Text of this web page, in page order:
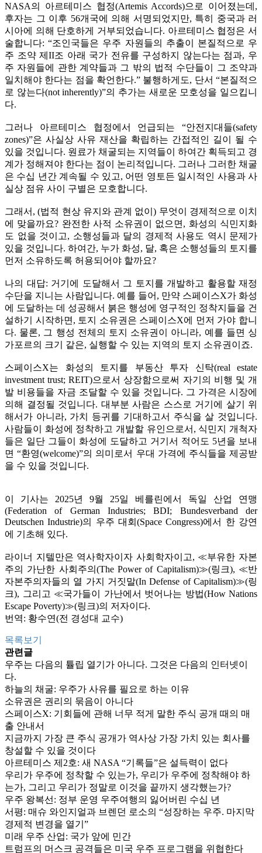
NASA의 아르테미스 협정(Artemis Accords)으로 이어졌는데,
후자는 그 이후 56개국에 의해 서명되었지만, 특히 중국과 러
시아에 의해 단호하게 거부되었습니다. 아르테미스 협정은 서
술합니다: “조인국들은 우주 자원들의 추출이 본질적으로 우
주 조약 제II조 아래 국가 전유를 구성하지 않는다는 점과, 우
주 자원들에 관한 계약들과 그 밖의 법적 수단들이 그 조약과
일치해야 한다는 점을 확언한다.” 불행하게도, 단서 “본질적으
로 않는다(not inherently)”의 추가는 새로운 모호성을 일으킵니
다.
그러나 아르테미스 협정에서 언급되는 “안전지대들(safety
zones)”은 사실상 사유 재산을 확립하는 간접적인 길이 될 수
있을 것입니다. 원료가 채굴되는 지역들이 하여간 획득되고 경
계가 정해져야 한다는 점이 논리적입니다. 그러나 그러한 채굴
은 수십 년간 계속될 수 있고, 어떤 영토든 일시적인 사용과 사
실상 점유 사이 구별은 모호합니다.
그래서, (법적 현상 유지와 관계 없이) 무엇이 경제적으로 이치
에 맞을까요? 완전한 사적 소유권이 없으면, 화성의 식민지화
도 없을 것이고, 소행성들과 달의 경제적 사용도 역시 문제가
있을 것입니다. 하여간, 누가 화성, 달, 혹은 소행성들의 토지를
먼저 소유하도록 허용되어야 할까요?
나의 대답: 거기에 도달해서 그 토지를 개발하고 활용할 재정
수단을 지니는 사람입니다. 예를 들어, 만약 스페이스X가 화성
에 도달하는 데 성공해서 붉은 행성에 영구적인 정착지들을 건
설하기 시작하면, 토지 소유권은 스페이스X에 먼저 가야 합니
다. 물론, 그 행성 전체의 토지 소유권이 아니라, 예를 들면 싱
가포르의 크기 같은, 실행할 수 있는 지역의 토지 소유권이죠.
스페이스X는 화성의 토지를 부동산 투자 신탁(real estate
investment trust; REIT)으로서 상장함으로써 자기의 비행 및 개
발 비용들을 자금 조달할 수 있을 것입니다. 그 가격은 시장에
의해 결정될 것입니다. 대부분 사람은 스스로 거기에 살기 위
해서가 아니라, 가치 등귀를 기대하고서 주식을 살 것입니다.
사람들이 화성에 정착하고 개발할 유인으로서, 식민지 개척자
들은 일단 그들이 화성에 도달하고 거기서 적어도 5년을 보내
면 “환영(welcome)”의 의미로서 우대 가격에 주식들을 제공받
을 수 있을 것입니다.
이 기사는 2025년 9월 25일 베를린에서 독일 산업 연맹
(Federation of German Industries; BDI; Bundesverband der
Deutschen Industrie)의 우주 대회(Space Congress)에서 한 강연
에 기초해 있다.
라이너 지텔만은 역사학자이자 사회학자이고, ≪부유한 자본
주의 가난한 사회주의(The Power of Capitalism)≫(링크), ≪반
자본주의자들의 열 가지 거짓말(In Defense of Capitalism)≫(링
크), 그리고 ≪국가들이 가난에서 벗어나는 방법(How Nations
Escape Poverty)≫(링크)의 저자이다.
번역: 황수연(전 경성대 교수)
목록보기
관련글
우주는 다음의 튤립 열기가 아니다. 그것은 다음의 인터넷이
다.
하늘의 채굴: 우주가 사유를 필요로 하는 이유
소유권은 권리의 묶음이 아니다
스페이스X: 기회들에 관해 너무 적게 말한 주식 공개 때의 매
출 안내서
지금까지 가장 큰 주식 공개가 역사상 가장 가치 있는 회사를
창설할 수 있을 것이다
아르테미스 제2호: 새 NASA “기록들”은 설득력이 없다
우리가 우주에 정착할 수 있는가, 우리가 우주에 정착해야 하
는가, 그리고 우리가 정말로 이것을 끝까지 생각했는가?
우주 왕복선: 정부 운영 우주여행의 잃어버린 수십 년
서평: 매슈 와인지얼과 브렌던 로소의 “성장하는 우주. 마지막
경제적 변경을 열기”
미래 우주 산업: 국가 앞에 민간
트럼프의 머스크 공격들은 미국 우주 프로그램을 위협한다